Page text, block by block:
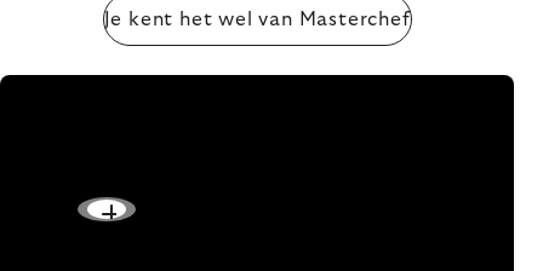
Je kent het wel van Masterchef